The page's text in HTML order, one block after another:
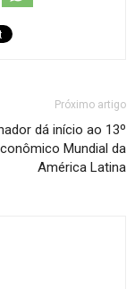
Próximo artigo
dá início ao 13º
Mundial da
América Latina